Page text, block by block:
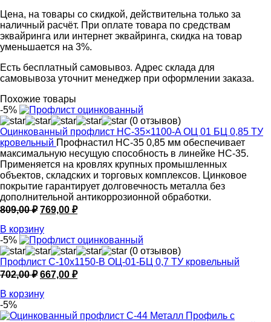
Цена, на товары со скидкой, действительна только за
наличный расчёт. При оплате товара по средствам
эквайринга или интернет эквайринга, скидка на товар
уменьшается на 3%.
Есть бесплатный самовывоз. Адрес склада для
самовывоза уточнит менеджер при оформлении заказа.
Похожие товары
-5%
(0 отзывов)
Оцинкованный профлист НС-35×1100-A ОЦ 01 БЦ 0,85 ТУ
кровельный Профнастил НС-35 0,85 мм обеспечивает
максимальную несущую способность в линейке НС-35.
Применяется на кровлях крупных промышленных
объектов, складских и торговых комплексов. Цинковое
покрытие гарантирует долговечность металла без
дополнительной антикоррозионной обработки.
809,00₽ Первоначальная
составляла
809,00 ₽.
769,00 ₽Текущая
В корзину
-5%
(0 отзывов)
Профлист С-10х1150-B ОЦ-01-БЦ 0,7 ТУ кровельный
702,00₽ Первоначальная
составляла
667,00 ₽Текущая
В корзину
-5%